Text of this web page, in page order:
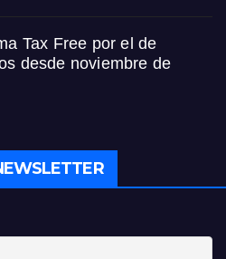
Tax Free por el de
desde noviembre de